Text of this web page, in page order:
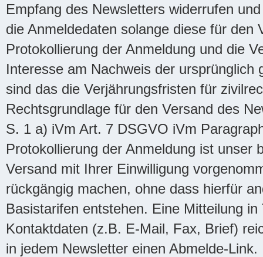
Empfang des Newsletters widerrufen
die Anmeldedaten solange diese für
Protokollierung der Anmeldung und die
Interesse am Nachweis der ursprünglich
sind das die Verjährungsfristen für
Rechtsgrundlage für den Versand des
S. 1 a) iVm Art. 7 DSGVO iVm
Protokollierung der Anmeldung ist unser
Versand mit Ihrer Einwilligung
rückgängig machen, ohne dass hierfür
Basistarifen entstehen. Eine Mitteilung
Kontaktdaten (z.B. E-Mail, Fax, Brief)
in jedem Newsletter einen Abmelde-Link.